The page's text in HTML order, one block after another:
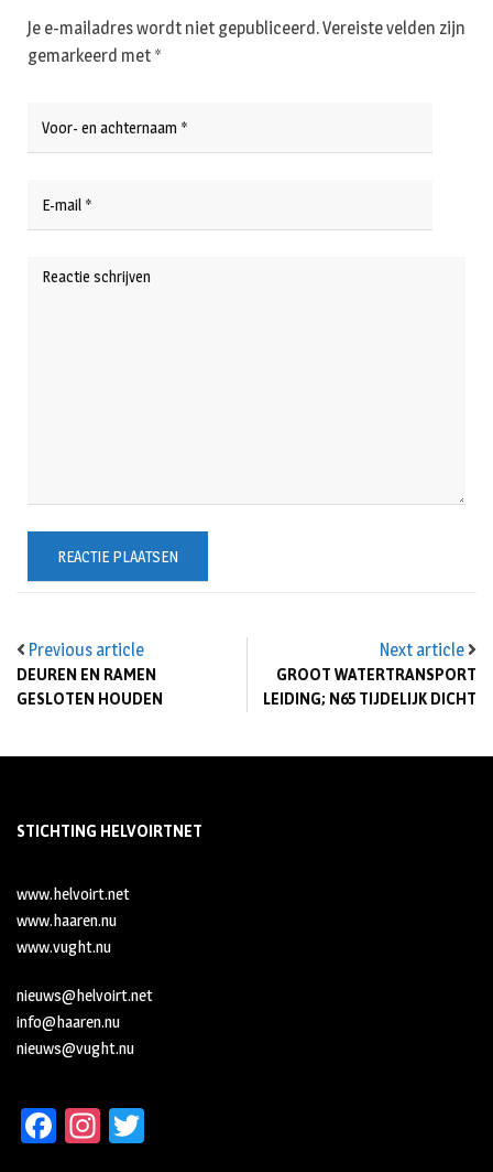
Previous article
DEUREN EN RAMEN
GESLOTEN HOUDEN
Next article
GROOT WATERTRANSPORT
LEIDING; N65 TIJDELIJK DICHT
Je e-mailadres wordt niet gepubliceerd.Vereiste velden zijn
gemarkeerd met *
STICHTING HELVOIRTNET
www.helvoirt.net
www.haaren.nu
www.vught.nu
nieuws@helvoirt.net
info@haaren.nu
nieuws@vught.nu
Fa In